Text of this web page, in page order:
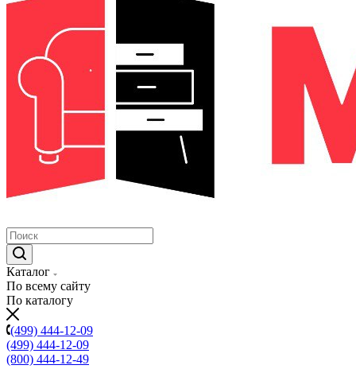
Каталог
По всему сайту
По каталогу
(499) 444-12-09
(499) 444-12-09
(800) 444-12-49